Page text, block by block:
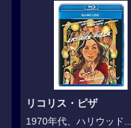
リコリス・ピザ
1970年代、ハリウッド...